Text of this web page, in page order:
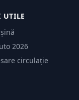
UTILE
2026
circulație